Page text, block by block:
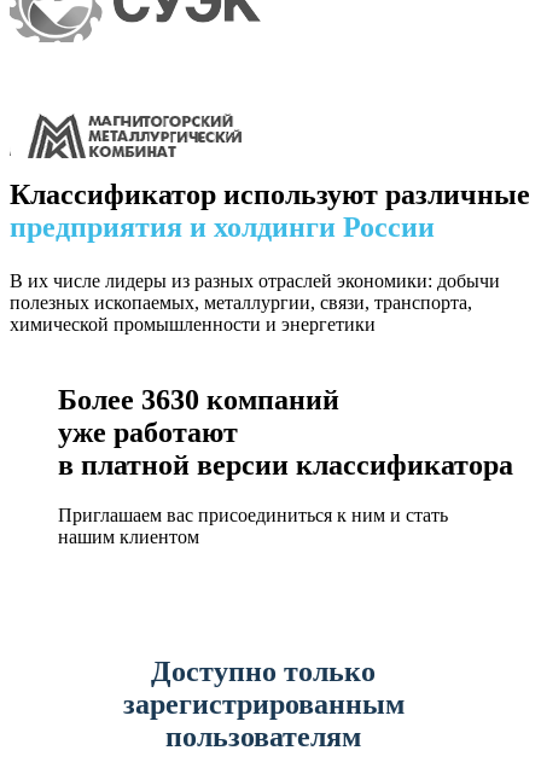
Классификатор используют различные
предприятия и холдинги России
В их числе лидеры из разных отраслей экономики: добычи
полезных ископаемых, металлургии, связи, транспорта,
химической промышленности и энергетики
Более 3630 компаний
уже работают
в платной версии классификатора
Приглашаем вас присоединиться к ним и стать
нашим клиентом
Доступно только
зарегистрированным
пользователям